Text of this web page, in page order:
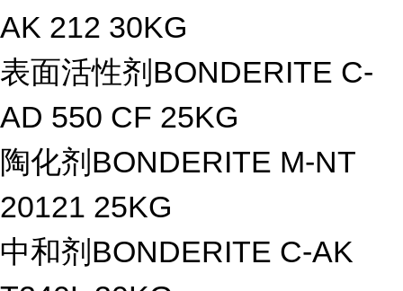
AK 212 30KG
表面活性剂BONDERITE C-
AD 550 CF 25KG
陶化剂BONDERITE M-NT
20121 25KG
中和剂BONDERITE C-AK